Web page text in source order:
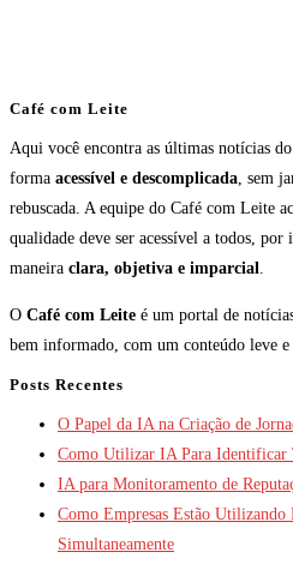
Café com Leite
Aqui você encontra as últimas notícias
forma acessível e descomplicada, sem
rebuscada. A equipe do Café com Leite
qualidade deve ser acessível a todos, por
maneira clara, objetiva e imparcial.
O Café com Leite é um portal de
bem informado, com um conteúdo leve
Posts Recentes
O Papel da IA na Criação de
Como Utilizar IA Para Identificar
IA para Monitoramento de
Como Empresas Estão
Simultaneamente